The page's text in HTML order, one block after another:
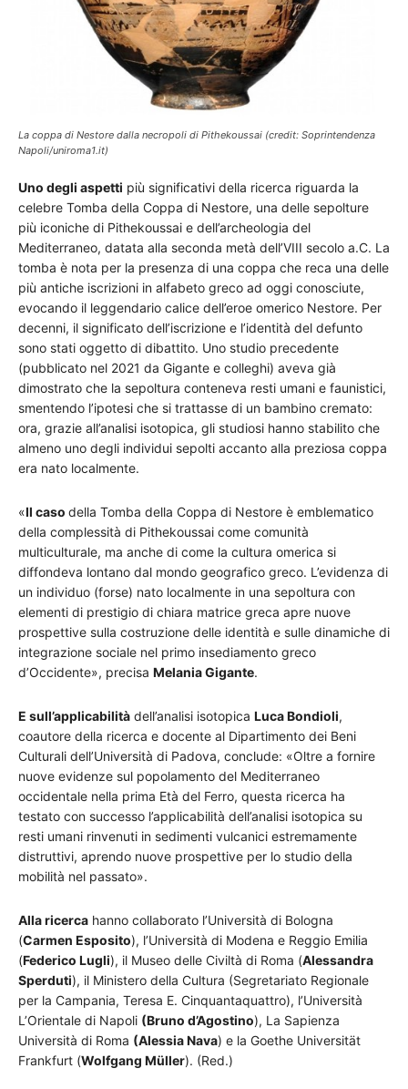
La coppa di Nestore dalla necropoli di Pithekoussai (credit: Soprintendenza
Napoli/uniroma1.it)
Uno degli aspetti più significativi della ricerca riguarda la
celebre Tomba della Coppa di Nestore, una delle sepolture
più iconiche di Pithekoussai e dell’archeologia del
Mediterraneo, datata alla seconda metà dell’VIII secolo a.C. La
tomba è nota per la presenza di una coppa che reca una delle
più antiche iscrizioni in alfabeto greco ad oggi conosciute,
evocando il leggendario calice dell’eroe omerico Nestore. Per
decenni, il significato dell’iscrizione e l’identità del defunto
sono stati oggetto di dibattito. Uno studio precedente
(pubblicato nel 2021 da Gigante e colleghi) aveva già
dimostrato che la sepoltura conteneva resti umani e faunistici,
smentendo l’ipotesi che si trattasse di un bambino cremato:
ora, grazie all’analisi isotopica, gli studiosi hanno stabilito che
almeno uno degli individui sepolti accanto alla preziosa coppa
era nato localmente.
«Il caso della Tomba della Coppa di Nestore è emblematico
della complessità di Pithekoussai come comunità
multiculturale, ma anche di come la cultura omerica si
diffondeva lontano dal mondo geografico greco. L’evidenza di
un individuo (forse) nato localmente in una sepoltura con
elementi di prestigio di chiara matrice greca apre nuove
prospettive sulla costruzione delle identità e sulle dinamiche di
integrazione sociale nel primo insediamento greco
d’Occidente», precisa Melania Gigante.
E sull’applicabilità dell’analisi isotopica Luca Bondioli,
coautore della ricerca e docente al Dipartimento dei Beni
Culturali dell’Università di Padova, conclude: «Oltre a fornire
nuove evidenze sul popolamento del Mediterraneo
occidentale nella prima Età del Ferro, questa ricerca ha
testato con successo l’applicabilità dell’analisi isotopica su
resti umani rinvenuti in sedimenti vulcanici estremamente
distruttivi, aprendo nuove prospettive per lo studio della
mobilità nel passato».
Alla ricerca hanno collaborato l’Università di Bologna
(Carmen Esposito), l’Università di Modena e Reggio Emilia
(Federico Lugli), il Museo delle Civiltà di Roma (Alessandra
Sperduti), il Ministero della Cultura (Segretariato Regionale
per la Campania, Teresa E. Cinquantaquattro), l’Università
L’Orientale di Napoli (Bruno d’Agostino), La Sapienza
Università di Roma (Alessia Nava) e la Goethe Universität
Frankfurt (Wolfgang Müller). (Red.)